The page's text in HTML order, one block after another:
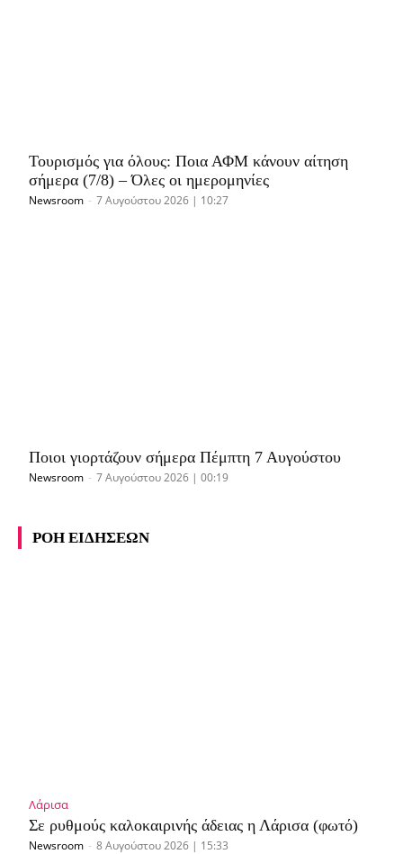
Τουρισμός για όλους: Ποια ΑΦΜ κάνουν αίτηση
σήμερα (7/8) – Όλες οι ημερομηνίες
Newsroom - 7 Αυγούστου 2026 | 10:27
Ποιοι γιορτάζουν σήμερα Πέμπτη 7 Αυγούστου
Newsroom - 7 Αυγούστου 2026 | 00:19
ΡΟΗ ΕΙΔΗΣΕΩΝ
Λάρισα
Σε ρυθμούς καλοκαιρινής άδειας η Λάρισα (φωτό)
Newsroom - 8 Αυγούστου 2026 | 15:33